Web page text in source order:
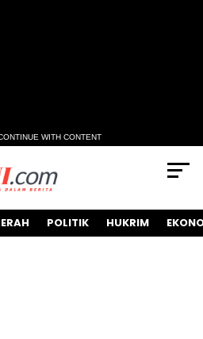
WITH CONTENT
POLITIK HUKRIM